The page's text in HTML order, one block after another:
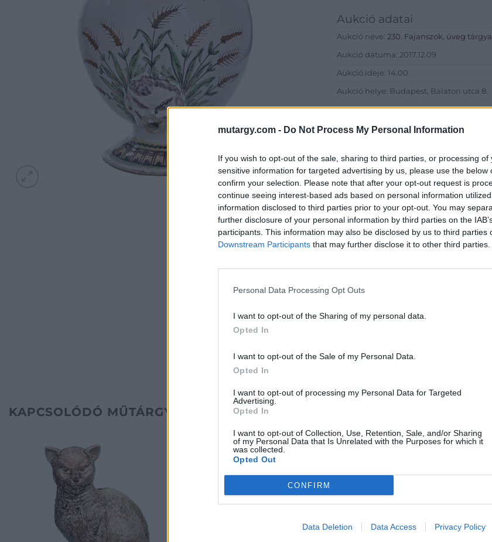
mutargy.com - Do Not Process My Personal Information
If you wish to opt-out of the sale, sharing to third parties, or processing of
sensitive information for targeted advertising by us, please use the below
confirm your selection. Please note that after your opt-out request is
continue seeing interest-based ads based on personal information
information disclosed to third parties prior to your opt-out. You may
further disclosure of your personal information by third parties on the
participants. This information may also be disclosed by us to third parties
Downstream Participants that may further disclose it to other third parties.
Personal Data Processing Opt Outs
I want to opt-out of the Sharing of my personal data.
Opted In
I want to opt-out of the Sale of my Personal Data.
Opted In
I want to opt-out of processing my Personal Data for Targeted
Advertising.
Opted In
I want to opt-out of Collection, Use, Retention, Sale, and/or Sharing
of my Personal Data that Is Unrelated with the Purposes for which it
was collected.
Opted Out
CONFIRM
Data Deletion Data Access Privacy Policy
Aukció adatai
Aukció neve: 230. Fajanszok, üveg
Aukció dátuma: 2017.12.09
Aukció ideje: 14:00
Aukció helye: Budapest, Balaton utca 8.
Tételszám: 1566
Cím:
1055
Bemutatkozás: Magas színvonalú
ékszerek, néprajzi tárgyak értékesítése
KAPCSOLÓDÓ MŰTÁRGYAK